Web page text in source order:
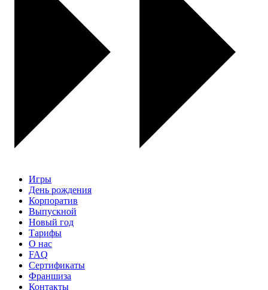
Игры
День рождения
Корпоратив
Выпускной
Новый год
Тарифы
О нас
FAQ
Сертификаты
Франшиза
Контакты